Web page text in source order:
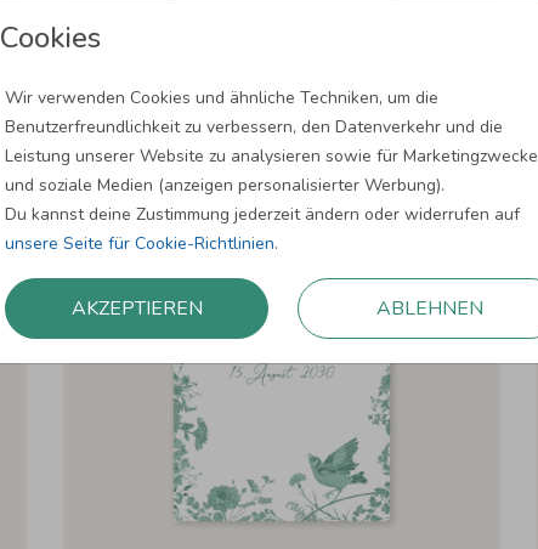
Cookies
Wir verwenden Cookies und ähnliche Techniken, um die
Benutzerfreundlichkeit zu verbessern, den Datenverkehr und die
Leistung unserer Website zu analysieren sowie für Marketingzwecke
und soziale Medien (anzeigen personalisierter Werbung).
Du kannst deine Zustimmung jederzeit ändern oder widerrufen auf
unsere Seite für Cookie-Richtlinien.
AKZEPTIEREN ABLEHNEN